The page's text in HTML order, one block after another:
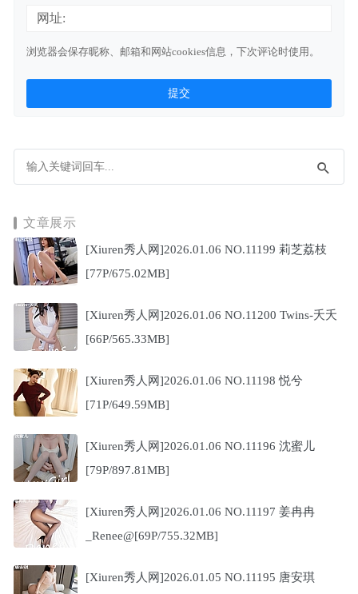
网址:
浏览器会保存昵称、邮箱和网站cookies信息，下次评论时使用。
文章展示
[Xiuren秀人网]2026.01.06 NO.11199 莉芝荔枝
[77P/675.02MB]
[Xiuren秀人网]2026.01.06 NO.11200 Twins-夭夭
[66P/565.33MB]
[Xiuren秀人网]2026.01.06 NO.11198 悦兮
[71P/649.59MB]
[Xiuren秀人网]2026.01.06 NO.11196 沈蜜儿
[79P/897.81MB]
[Xiuren秀人网]2026.01.06 NO.11197 姜冉冉
_Renee@[69P/755.32MB]
[Xiuren秀人网]2026.01.05 NO.11195 唐安琪